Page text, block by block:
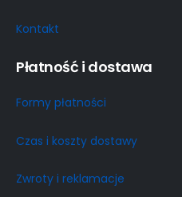
Kontakt
Płatność i dostawa
Formy płatności
Czas i koszty dostawy
Zwroty i reklamacje